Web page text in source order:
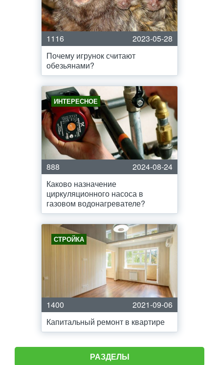
1116
2023-05-28
Почему игрунок считают
обезьянами?
ИНТЕРЕСНОЕ
888
2024-08-24
Каково назначение
циркуляционного насоса в
газовом водонагревателе?
СТРОЙКА
1400
2021-09-06
Капитальный ремонт в квартире
РАЗДЕЛЫ